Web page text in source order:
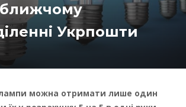
Укрпошти
лампи можна отримати лише один